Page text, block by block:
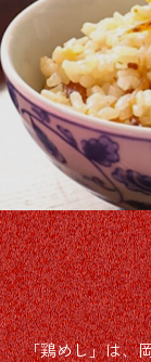
「鶏めし」は、